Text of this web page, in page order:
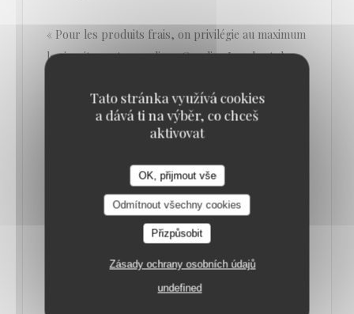
Tato stránka využívá cookies
a dává ti na výběr, co chceš
aktivovat
OK, přijmout vše
Odmítnout všechny cookies
Přizpůsobit
Zásady ochrany osobních údajů
undefined
« Pour les produits frais, on privilégie au maximum
le circuit court », souligne Caroline Louchart, la
agriculteurs des alentours, comme à Sains-en-
Gohelle et Hersin, ou encore des maraîchers de
C’est en 2010 que Caroline Louchart, de Norrent-
Fontes, et François Santerne, d’Achicourt, ont posé
valises et toques à Nœux-les-Mines. « On a eu un
coup de cœur pour le bâtiment », expliquent-ils